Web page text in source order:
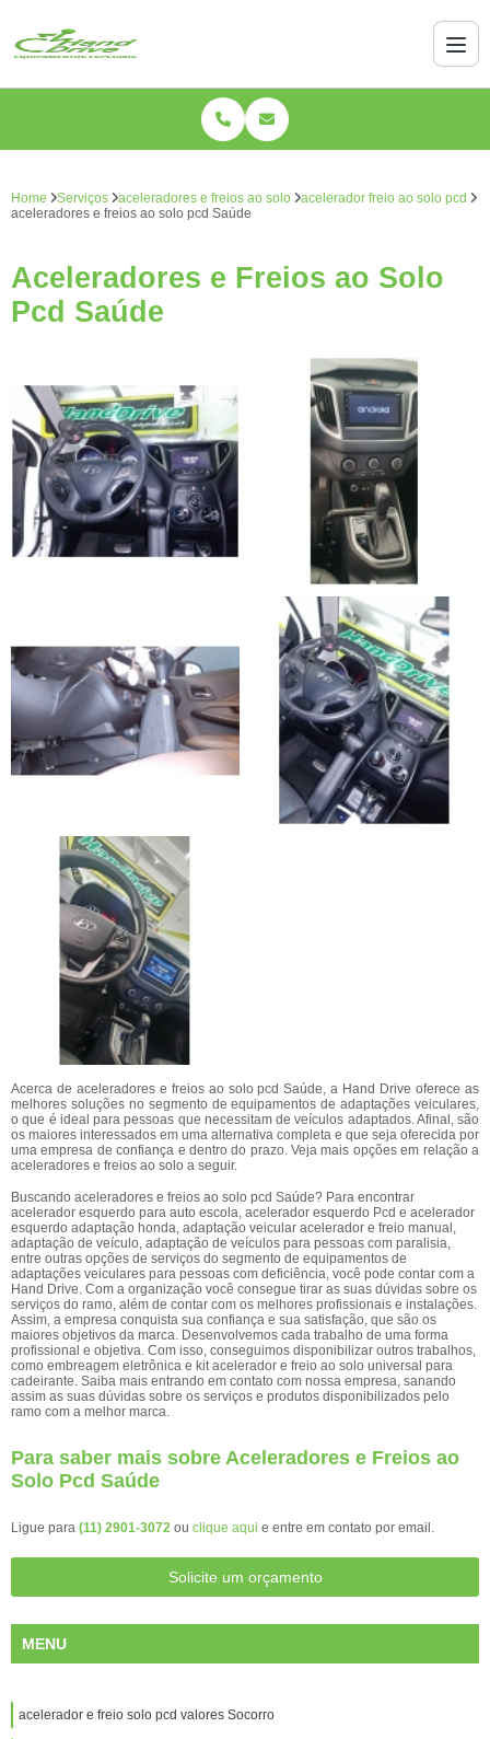
Home Serviços aceleradores e freios ao solo
acelerador freio ao solo pcd
aceleradores e freios ao solo pcd Saúde
Aceleradores e Freios ao Solo
Pcd Saúde
Acerca de aceleradores e freios ao solo pcd Saúde, a Hand Drive oferece as
melhores soluções no segmento de equipamentos de adaptações veiculares,
o que é ideal para pessoas que necessitam de veículos adaptados. Afinal, são
os maiores interessados em uma alternativa completa e que seja oferecida por
uma empresa de confiança e dentro do prazo. Veja mais opções em relação a
aceleradores e freios ao solo a seguir.
Buscando aceleradores e freios ao solo pcd Saúde? Para encontrar
acelerador esquerdo para auto escola, acelerador esquerdo Pcd e acelerador
esquerdo adaptação honda, adaptação veicular acelerador e freio manual,
adaptação de veículo, adaptação de veículos para pessoas com paralisia,
entre outras opções de serviços do segmento de equipamentos de
adaptações veiculares para pessoas com deficiência, você pode contar com a
Hand Drive. Com a organização você consegue tirar as suas dúvidas sobre os
serviços do ramo, além de contar com os melhores profissionais e instalações.
Assim, a empresa conquista sua confiança e sua satisfação, que são os
maiores objetivos da marca. Desenvolvemos cada trabalho de uma forma
profissional e objetiva. Com isso, conseguimos disponibilizar outros trabalhos,
como embreagem eletrônica e kit acelerador e freio ao solo universal para
cadeirante. Saiba mais entrando em contato com nossa empresa, sanando
assim as suas dúvidas sobre os serviços e produtos disponibilizados pelo
ramo com a melhor marca.
Para saber mais sobre Aceleradores e Freios ao
Solo Pcd Saúde
Ligue para (11) 2901-3072 ou clique aqui e entre em contato por email.
Solicite um orçamento
MENU
acelerador e freio solo pcd valores Socorro